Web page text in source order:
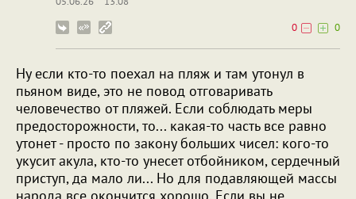
0
0
Ну если кто-то поехал на пляж и там утонул в
пьяном виде, это не повод отговаривать
человечество от пляжей. Если соблюдать меры
предосторожности, то... какая-то часть все равно
утонет - просто по закону больших чисел: кого-то
укусит акула, кто-то унесет отбойником, сердечный
приступ, да мало ли... Но для подавляющей массы
народа все окончится хорошо. Если вы не